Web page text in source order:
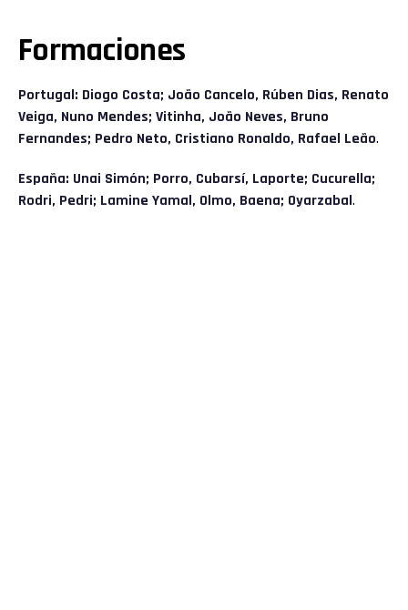
Formaciones
Portugal: Diogo Costa; João Cancelo, Rúben Dias, Renato
Veiga, Nuno Mendes; Vitinha, João Neves, Bruno
Fernandes; Pedro Neto, Cristiano Ronaldo, Rafael Leão.
España: Unai Simón; Porro, Cubarsí, Laporte; Cucurella;
Rodri, Pedri; Lamine Yamal, Olmo, Baena; Oyarzabal.